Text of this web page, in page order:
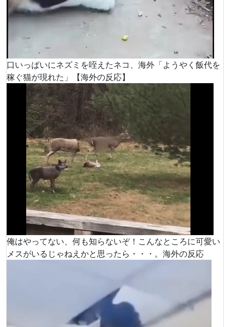
口いっぱいにネズミを咥えたネコ、海外「ようやく飯代を
稼ぐ猫が現れた」【海外の反応】
俺はやってない、何も知らないぞ！こんなところに可愛い
メスがいるじゃねえかと思ったら・・・。海外の反応